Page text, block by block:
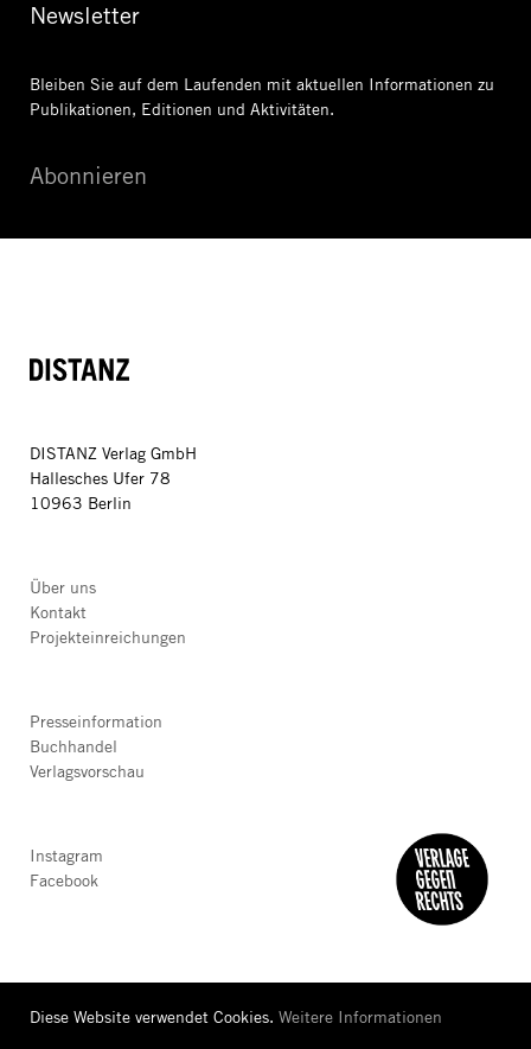
Newsletter
Bleiben Sie auf dem Laufenden mit aktuellen Informationen zu
Publikationen, Editionen und Aktivitäten.
Abonnieren
DISTANZ
DISTANZ Verlag GmbH
Hallesches Ufer 78
10963 Berlin
Über uns
Kontakt
Projekteinreichungen
Presseinformation
Buchhandel
Verlagsvorschau
Instagram
Facebook
Diese Website verwendet Cookies. Weitere Informationen